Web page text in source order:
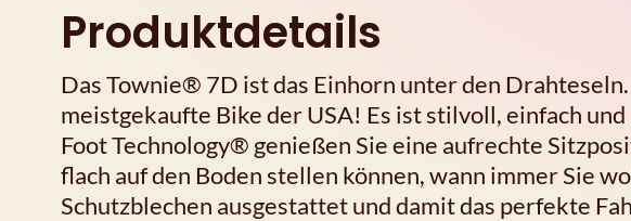
Produktdetails
Das Townie® 7D ist das Einhorn unter den
meistgekaufte Bike der USA! Es ist stilvoll, einfach
Foot Technology® genießen Sie eine aufrechte
flach auf den Boden stellen können, wann immer Sie
Schutzblechen ausgestattet und damit das perfekte